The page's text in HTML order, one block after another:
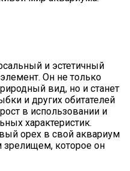
и эстетичный
Он не только
вид, но и станет
и других обитателей
в использовании и
характеристик.
орех в свой аквариум
зрелищем, которое он